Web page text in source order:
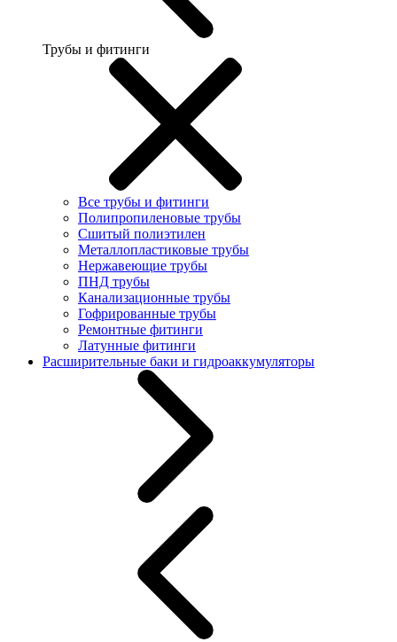
Трубы и фитинги
Все трубы и фитинги
Полипропиленовые трубы
Сшитый полиэтилен
Металлопластиковые трубы
Нержавеющие трубы
ПНД трубы
Канализационные трубы
Гофрированные трубы
Ремонтные фитинги
Латунные фитинги
Расширительные баки и гидроаккумуляторы